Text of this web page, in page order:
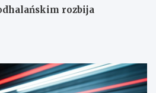
rozbija